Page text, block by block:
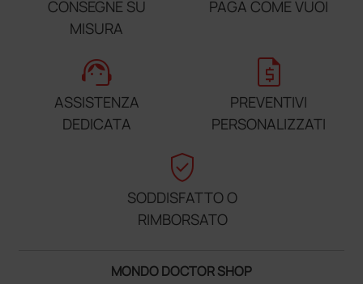
CONSEGNE SU
MISURA
PAGA COME VUOI
support_agent
ASSISTENZA
DEDICATA
request_quote
PREVENTIVI
PERSONALIZZATI
verified_user
SODDISFATTO O
RIMBORSATO
MONDO DOCTOR SHOP